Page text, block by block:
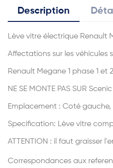
Description
Lève vitre électrique Renault
Affectations sur les véhicules
Renault Megane 1 phase 1 et
NE SE MONTE PAS SUR
Emplacement : Coté
Specification: Lève vitre
ATTENTION : il faut graisser
Correspondances aux